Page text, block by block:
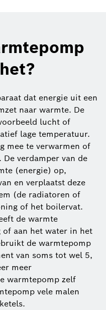
dat energie uit een
naar warmte. De
lucht of
lage temperatuur.
mee te verwarmen of
verdamper van de
(energie) op,
en verplaatst deze
(de radiatoren of
of het boilervat.
de warmte
of aan het water in het
de warmtepomp
van soms tot wel 5,
meer
warmtepomp zelf
vele malen